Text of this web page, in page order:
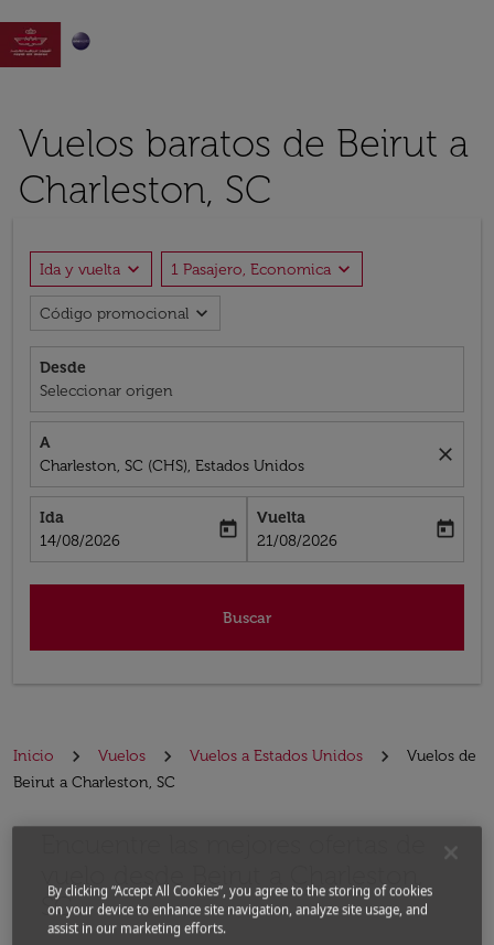

Vuelos baratos de Beirut a
Charleston, SC
Ida y vuelta expand_more 1 Pasajero, Economica expand_more
Código promocional expand_more
Desde
Seleccionar origen
A
Charleston, SC (CHS), Estados Unidos
close
Ida
fc-booking-departure-date-aria-label
14/08/2026
today
Vuelta
fc-booking-return-date-aria-label
21/08/2026
today
Buscar
Inicio Vuelos Vuelos a Estados Unidos
Vuelos de
Beirut a Charleston, SC
SC
By clicking “Accept All Cookies”, you agree to the storing of cookies
on your device to enhance site navigation, analyze site usage, and
assist in our marketing efforts.